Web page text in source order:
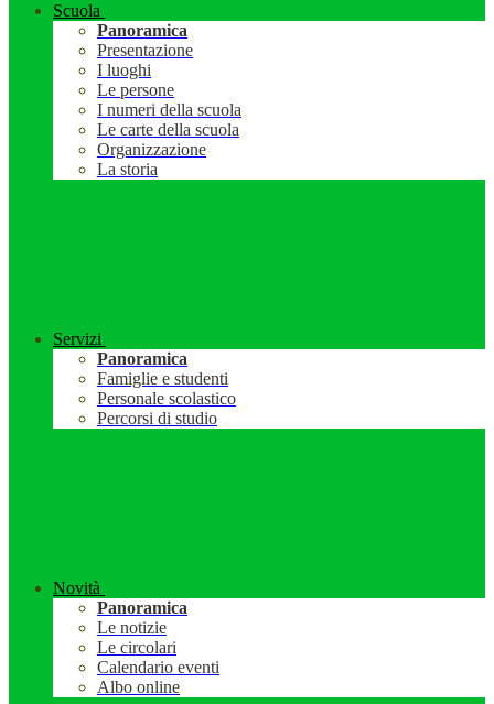
Scuola
Panoramica
Presentazione
I luoghi
Le persone
I numeri della scuola
Le carte della scuola
Organizzazione
La storia
Servizi
Panoramica
Famiglie e studenti
Personale scolastico
Percorsi di studio
Novità
Panoramica
Le notizie
Le circolari
Calendario eventi
Albo online